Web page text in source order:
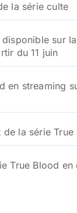
la série culte
disponible sur
du 11 juin
en streaming
la série True
True Blood en